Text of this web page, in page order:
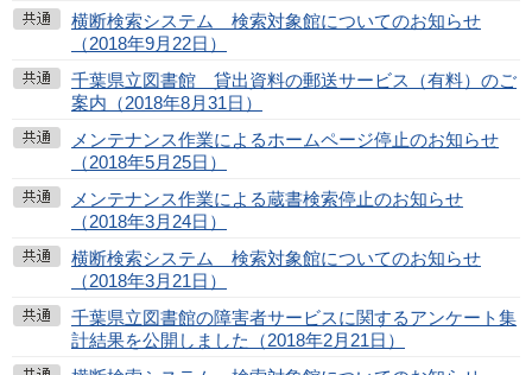
横断検索システム 検索対象館についてのお知らせ
（2018年9月22日）
千葉県立図書館 貸出資料の郵送サービス（有料）のご
案内（2018年8月31日）
メンテナンス作業によるホームページ停止のお知らせ
（2018年5月25日）
メンテナンス作業による蔵書検索停止のお知らせ
（2018年3月24日）
横断検索システム 検索対象館についてのお知らせ
（2018年3月21日）
千葉県立図書館の障害者サービスに関するアンケート集
計結果を公開しました（2018年2月21日）